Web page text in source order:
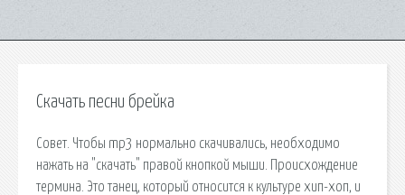
Скачать песни брейка
Совет. Чтобы mp3 нормально скачивались, необходимо
нажать на "скачать" правой кнопкой мыши. Происхождение
термина. Это танец, который относится к культуре хип-хоп, и